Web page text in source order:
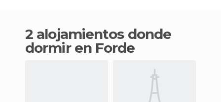
2 alojamientos donde
dormir en Forde